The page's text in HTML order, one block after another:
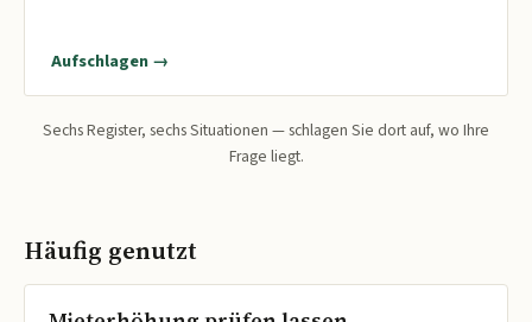
Aufschlagen →
Sechs Register, sechs Situationen — schlagen Sie dort auf, wo Ihre
Frage liegt.
Häufig genutzt